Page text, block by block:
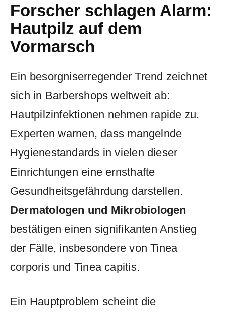
Forscher schlagen ​Alarm:
Hautpilz auf dem
Vormarsch
Ein besorgniserregender‌ Trend zeichnet
sich in Barbershops weltweit ab:
⁤Hautpilzinfektionen nehmen rapide zu.
⁢Experten ⁣warnen, dass mangelnde
Hygienestandards ‌in ‍vielen dieser​
Einrichtungen eine‌ ernsthafte
Gesundheitsgefährdung darstellen.
Dermatologen und Mikrobiologen
bestätigen ‍einen ⁢signifikanten Anstieg⁤
der Fälle, insbesondere von​ Tinea
corporis und Tinea capitis.
Ein Hauptproblem scheint die